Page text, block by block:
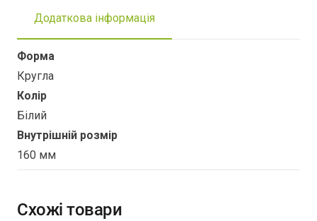
Додаткова інформація
Форма
Кругла
Колір
Білий
Внутрішній розмір
160 мм
Схожі товари